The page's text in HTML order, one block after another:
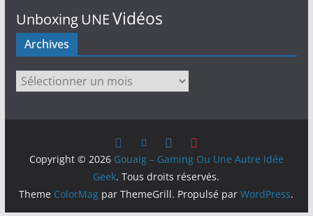
UnboxingUNEVidéos
Archives
Archives
Copyright © 2026 Gouaig – Gaming Ou Une Autre Idée
Geek. Tous droits réservés.
Theme ColorMag par ThemeGrill. Propulsé parWordPress.